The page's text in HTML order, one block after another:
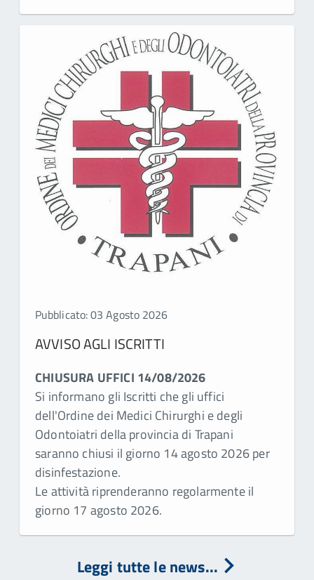
Pubblicato: 03 Agosto 2026
AVVISO AGLI ISCRITTI
CHIUSURA UFFICI 14/08/2026
Si informano gli Iscritti che gli uffici
dell'Ordine dei Medici Chirurghi e degli
Odontoiatri della provincia di Trapani
saranno chiusi il giorno 14 agosto 2026 per
disinfestazione.
Le attività riprenderanno regolarmente il
giorno 17 agosto 2026.
Leggi tutte le news...